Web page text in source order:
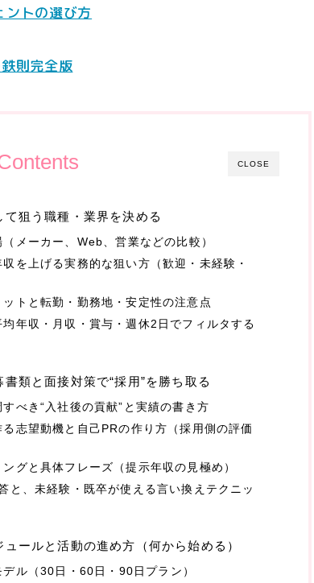
ギフト
オリジナルギフト
結婚・恋愛
恋愛
ウエディング
グルメ・食品
グルメ予約
生鮮食品
ントの選び方
則完全版
CLOSE
狙う職種・業界を決める
メーカー、Web、営業などの比較）
を上げる実務的な狙い方（歓迎・未経験・
トと転勤・勤務地・安定性の注意点
年収・月収・賞与・週休2日でフィルタする
類と面接対策で“採用”を勝ち取る
べき“入社後の貢献”と実績の書き方
志望動機と自己PRの作り方（採用側の評価
グと具体フレーズ（提示年収の見極め）
と、未経験・既卒が使える言い換えテクニッ
ールと活動の進め方（何から始める）
ル（30日・60日・90日プラン）